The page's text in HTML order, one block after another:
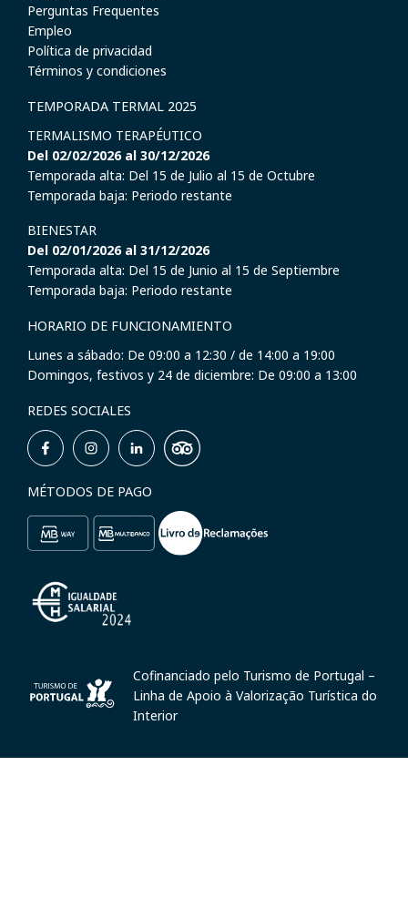
Perguntas Frequentes
Empleo
Política de privacidad
Términos y condiciones
TEMPORADA TERMAL 2025
TERMALISMO TERAPÉUTICO
Del 02/02/2026 al 30/12/2026
Temporada alta: Del 15 de Julio al 15 de Octubre
Temporada baja: Periodo restante
BIENESTAR
Del 02/01/2026 al 31/12/2026
Temporada alta: Del 15 de Junio al 15 de Septiembre
Temporada baja: Periodo restante
HORARIO DE FUNCIONAMIENTO
Lunes a sábado: De 09:00 a 12:30 / de 14:00 a 19:00
Domingos, festivos y 24 de diciembre: De 09:00 a 13:00
REDES SOCIALES
MÉTODOS DE PAGO
Cofinanciado pelo Turismo de Portugal –
Linha de Apoio à Valorização Turística do
Interior